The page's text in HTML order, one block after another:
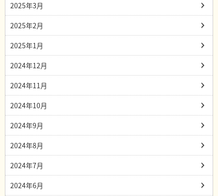
2025年3月
2025年2月
2025年1月
2024年12月
2024年11月
2024年10月
2024年9月
2024年8月
2024年7月
2024年6月